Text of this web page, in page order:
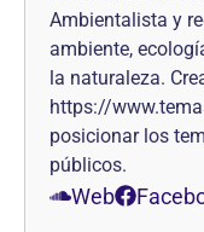
Ambientalista y
ambiente,
la naturaleza.
https://
posicionar los
públicos.
Web